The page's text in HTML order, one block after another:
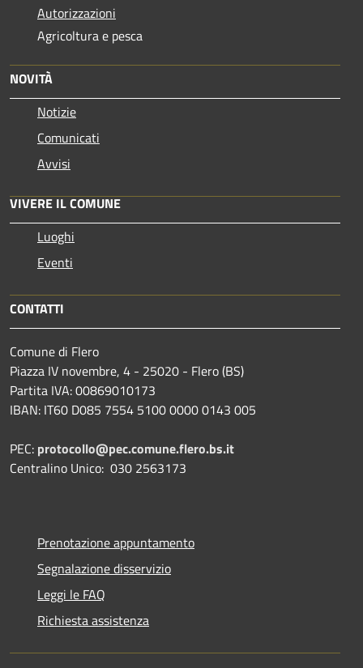
Autorizzazioni
Agricoltura e pesca
NOVITÀ
Notizie
Comunicati
Avvisi
VIVERE IL COMUNE
Luoghi
Eventi
CONTATTI
Comune di Flero
Piazza IV novembre, 4 - 25020 - Flero (BS)
Partita IVA: 00869010173
IBAN: IT60 D085 7554 5100 0000 0143 005
PEC: protocollo@pec.comune.flero.bs.it
Centralino Unico: 030 2563173
Prenotazione appuntamento
Segnalazione disservizio
Leggi le FAQ
Richiesta assistenza